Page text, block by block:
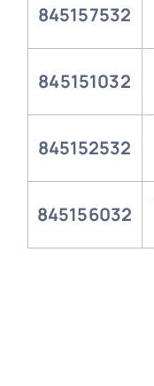
845157532
845151032
845152532
845156032